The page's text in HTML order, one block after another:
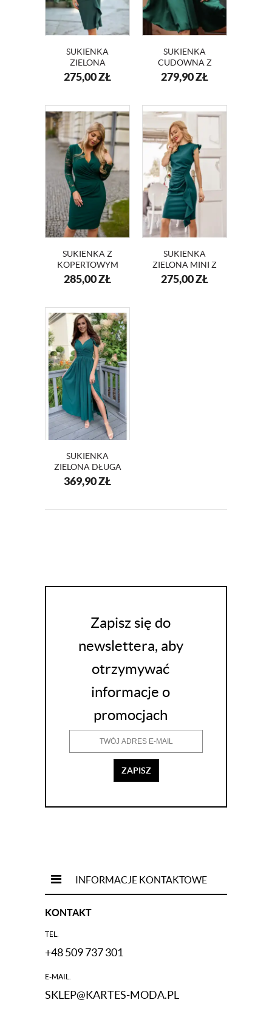
SUKIENKA
ZIELONA
WIZYTOWA MIDI
Z FALBANĄ NA
275,00ZŁ
SUKIENKA
CUDOWNA Z
SZYFONU KM227-
5 ZIELEŃ
279,90ZŁ
SUKIENKA Z
KOPERTOWYM
DEKOLTEM I
KORONKĄ
285,00ZŁ
SUKIENKA
ZIELONA MINI Z
FALBANĄ NA
WESELE KM66K-6
275,00ZŁ
SUKIENKA
ZIELONA DŁUGA
Z SZYFONU
EMMA KM315-6
369,90ZŁ
Zapisz się do
newslettera, aby
otrzymywać
informacje o
promocjach
ZAPISZ
INFORMACJE KONTAKTOWE
KONTAKT
TEL.
+48 509 737 301
E-MAIL.
SKLEP@KARTES-MODA.PL